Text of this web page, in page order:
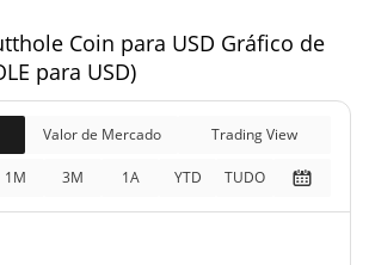
de mercado
$312,593
2.58%
$312,593
2.19%
Coin para USD Gráfico de
para USD)
Valor de Mercado Trading View
1M 3M 1A YTD TUDO